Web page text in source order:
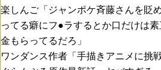
楽しんご「ジャンポケ斉藤さんを貶
ってる癖にフ●ラするとか口だけは
金もらってるだろ」
ワンダンス作者「手描きアニメに挑